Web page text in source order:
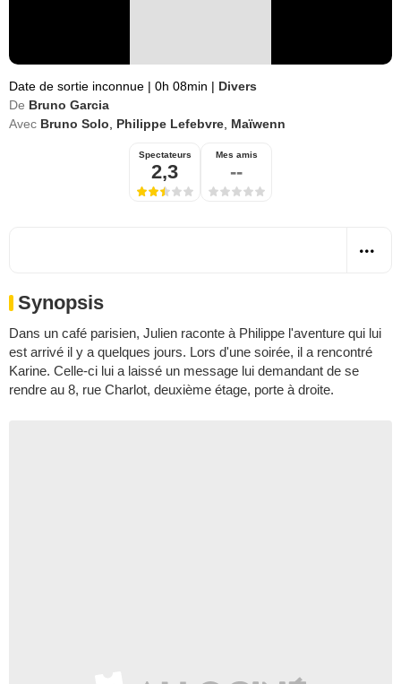
Date de sortie inconnue | 0h 08min | Divers
De Bruno Garcia
Avec Bruno Solo Philippe Lefebvre Maïwenn
Spectateurs
2,3
Mes amis
--
Synopsis
Dans un café parisien, Julien raconte à Philippe l'aventure qui lui
est arrivé il y a quelques jours. Lors d'une soirée, il a rencontré
Karine. Celle-ci lui a laissé un message lui demandant de se
rendre au 8, rue Charlot, deuxième étage, porte à droite.